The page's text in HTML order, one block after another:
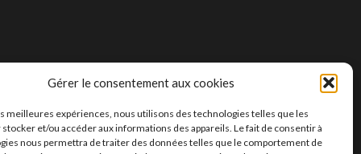
Gérer le consentement aux cookies
meilleures expériences, nous utilisons des technologies telles que les
et/ou accéder aux informations des appareils. Le fait de consentir à
nous permettra de traiter des données telles que le comportement de